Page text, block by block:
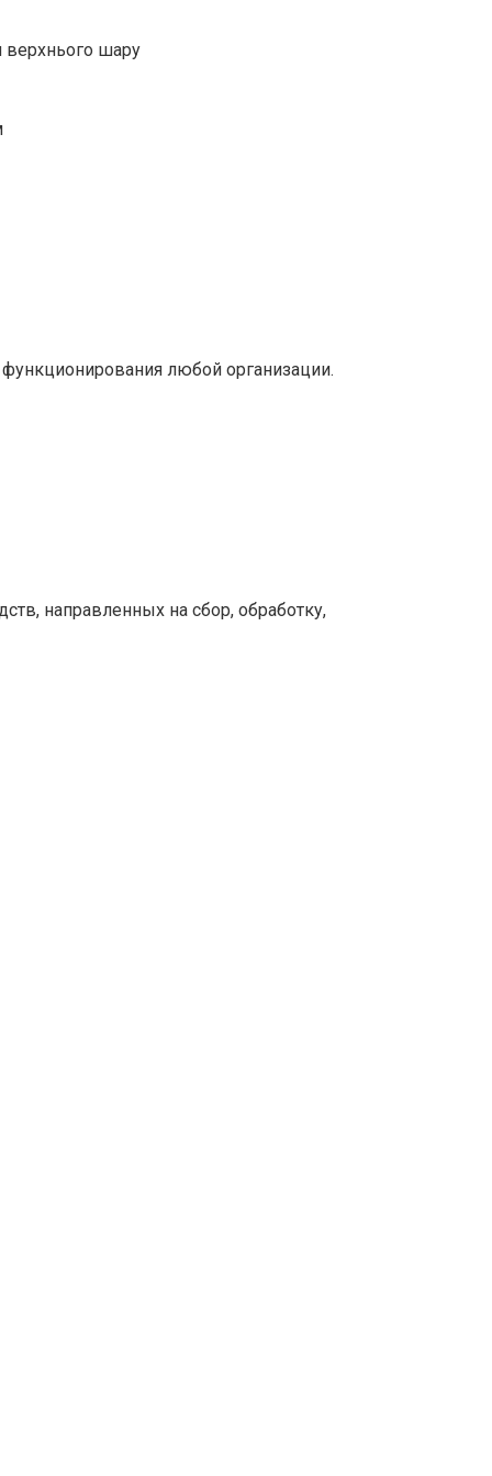
верхнього шару
любой организации.
направленных на сбор, обработку,